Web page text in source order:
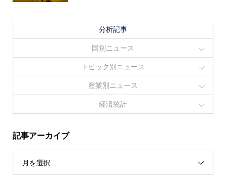
分析記事
国別ニュース
トピック別ニュース
産業別ニュース
経済統計
記事アーカイブ
月を選択